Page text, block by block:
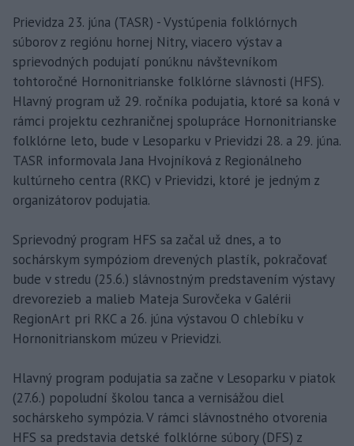
Prievidza 23. júna (TASR) - Vystúpenia folklórnych
súborov z regiónu hornej Nitry, viacero výstav a
sprievodných podujatí ponúknu návštevníkom
tohtoročné Hornonitrianske folklórne slávnosti (HFS).
Hlavný program už 29. ročníka podujatia, ktoré sa koná v
rámci projektu cezhraničnej spolupráce Hornonitrianske
folklórne leto, bude v Lesoparku v Prievidzi 28. a 29. júna.
TASR informovala Jana Hvojníková z Regionálneho
kultúrneho centra (RKC) v Prievidzi, ktoré je jedným z
organizátorov podujatia.
Sprievodný program HFS sa začal už dnes, a to
sochárskym sympóziom drevených plastík, pokračovať
bude v stredu (25.6.) slávnostným predstavením výstavy
drevorezieb a malieb Mateja Surovčeka v Galérii
RegionArt pri RKC a 26. júna výstavou O chlebíku v
Hornonitrianskom múzeu v Prievidzi.
Hlavný program podujatia sa začne v Lesoparku v piatok
(27.6.) popoludní školou tanca a vernisážou diel
sochárskeho sympózia. V rámci slávnostného otvorenia
HFS sa predstavia detské folklórne súbory (DFS) z